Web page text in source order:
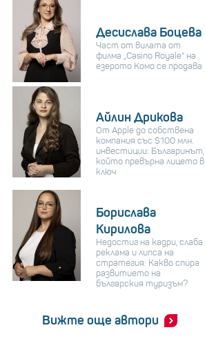
Десислава Боцева
Част от вилата от
филма „Casino Royale“ на
езерото Комо се продава
Айлин Дрикова
От Apple до собствена
компания със $100 млн.
инвестиции: Българинът,
който превърна лицето в
ключ
Борислава
Кирилова
Недостиг на кадри, слаба
реклама и липса на
стратегия: Какво спира
развитието на
българския туризъм?
Вижте още автори